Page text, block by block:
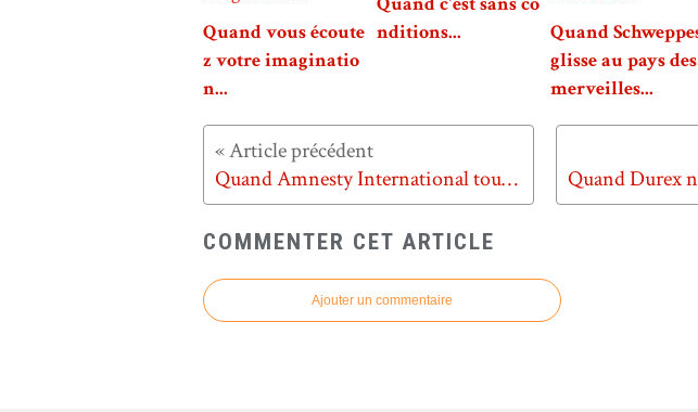
Quand vous écoute
z votre imaginatio
n...
nditions...
Quand
glisse au pays des
merveilles...
Quand Amnesty International tourne la page pour les bourreaux...
COMMENTER CET ARTICLE
Ajouter un commentaire